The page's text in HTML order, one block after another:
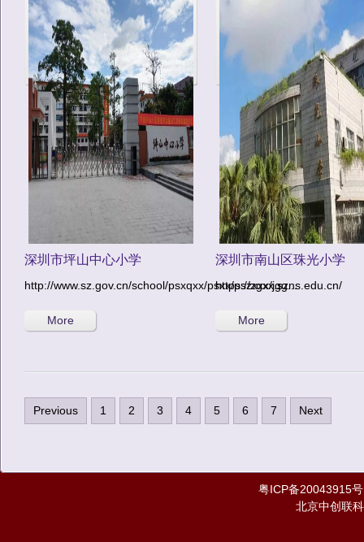
深圳市坪山中心小学
http://www.sz.gov.cn/school/psxqxx/psxx/pszxxx/jgg...
More
深圳市南山区珠光小学
https://zgxx.szns.edu.cn/
More
Previous 1 2 3 4 5 6 7 Next
粤ICP备20043915号
北京中创联